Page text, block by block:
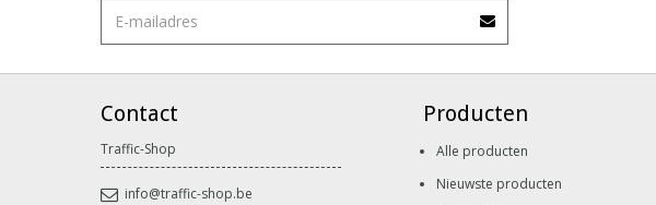
Contact
Traffic-Shop
info@traffic-shop.be
Producten
Alle producten
Nieuwste producten